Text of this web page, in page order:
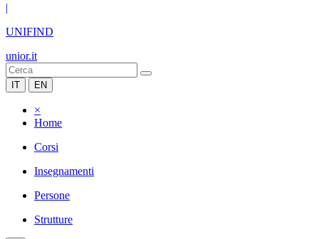
|
UNIFIND
unior.it
IT EN
×
Home
Corsi
Insegnamenti
Persone
Strutture